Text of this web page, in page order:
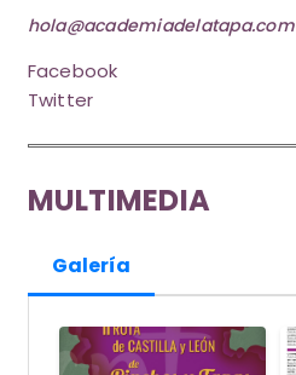
hola@academiadelatapa.com
Facebook
Twitter
MULTIMEDIA
Galería